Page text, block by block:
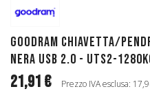
GoodRAM Chiavetta/
nera USB 2.0 - UTS2-
21,91 € Prezzo IVA esclusa: